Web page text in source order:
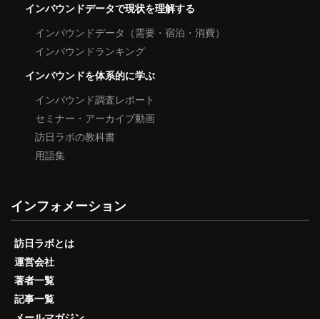
インバウンドデータで現状を理解する
インバウンドデータ（需要・宿泊・消費）
インバウンドランキング
インバウンドを体系的に学ぶ
インバウンド調査レポート
セミナー・アーカイブ動画
訪日ラボの教科書
用語集
インフォメーション
訪日ラボとは
運営会社
著者一覧
記事一覧